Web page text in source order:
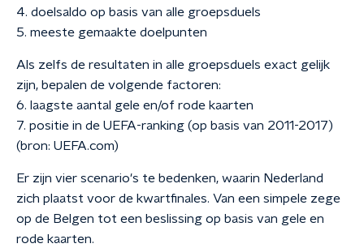
4. doelsaldo op basis van alle groepsduels
5. meeste gemaakte doelpunten
Als zelfs de resultaten in alle groepsduels exact gelijk
zijn, bepalen de volgende factoren:
6. laagste aantal gele en/of rode kaarten
7. positie in de UEFA-ranking (op basis van 2011-2017)
(bron: UEFA.com)
Er zijn vier scenario's te bedenken, waarin Nederland
zich plaatst voor de kwartfinales. Van een simpele zege
op de Belgen tot een beslissing op basis van gele en
rode kaarten.